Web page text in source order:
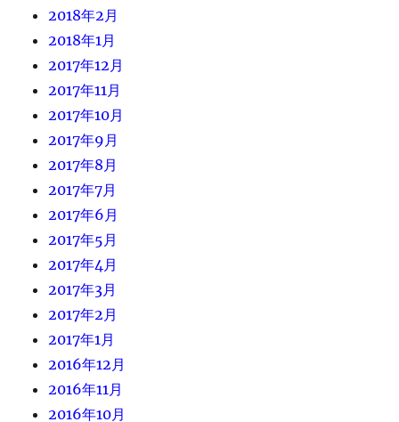
2018年2月
2018年1月
2017年12月
2017年11月
2017年10月
2017年9月
2017年8月
2017年7月
2017年6月
2017年5月
2017年4月
2017年3月
2017年2月
2017年1月
2016年12月
2016年11月
2016年10月